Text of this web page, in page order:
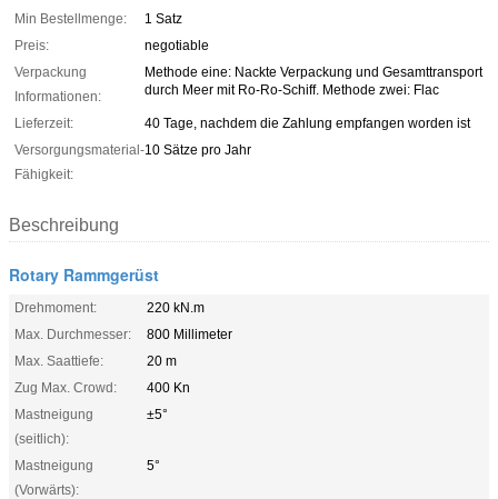
Min Bestellmenge:
1 Satz
Preis:
negotiable
Verpackung
Informationen:
Methode eine: Nackte Verpackung und Gesamttransport
durch Meer mit Ro-Ro-Schiff. Methode zwei: Flac
Lieferzeit:
40 Tage, nachdem die Zahlung empfangen worden ist
Versorgungsmaterial-
Fähigkeit:
10 Sätze pro Jahr
Beschreibung
Rotary Rammgerüst
Drehmoment:
220 kN.m
Max. Durchmesser:
800 Millimeter
Max. Saattiefe:
20 m
Zug Max. Crowd:
400 Kn
Mastneigung
(seitlich):
±5°
Mastneigung
(Vorwärts):
5°